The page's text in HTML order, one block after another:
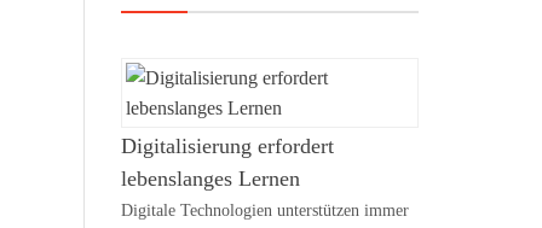
Digitalisierung erfordert
lebenslanges Lernen
Digitale Technologien unterstützen immer